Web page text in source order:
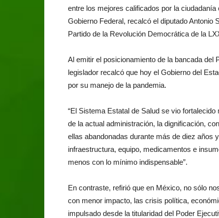
entre los mejores calificados por la
Gobierno Federal, recalcó el diputado Antonio
Partido de la Revolución Democrática de la
Al emitir el posicionamiento de la bancada del
legislador recalcó que hoy el Gobierno del
por su manejo de la pandemia.
“El Sistema Estatal de Salud se vio
de la actual administración, la dignificación,
ellas abandonadas durante más de diez años
infraestructura, equipo, medicamentos e
menos con lo mínimo indispensable”.
En contraste, refirió que en México, no sólo
con menor impacto, las crisis política,
impulsado desde la titularidad del Poder